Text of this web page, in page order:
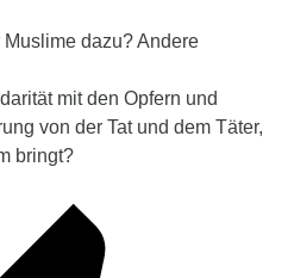
dazu? Andere
mit den Opfern und
von der Tat und dem Täter,
bringt?